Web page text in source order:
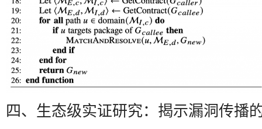
四、生态级实证研究：揭示漏洞传播